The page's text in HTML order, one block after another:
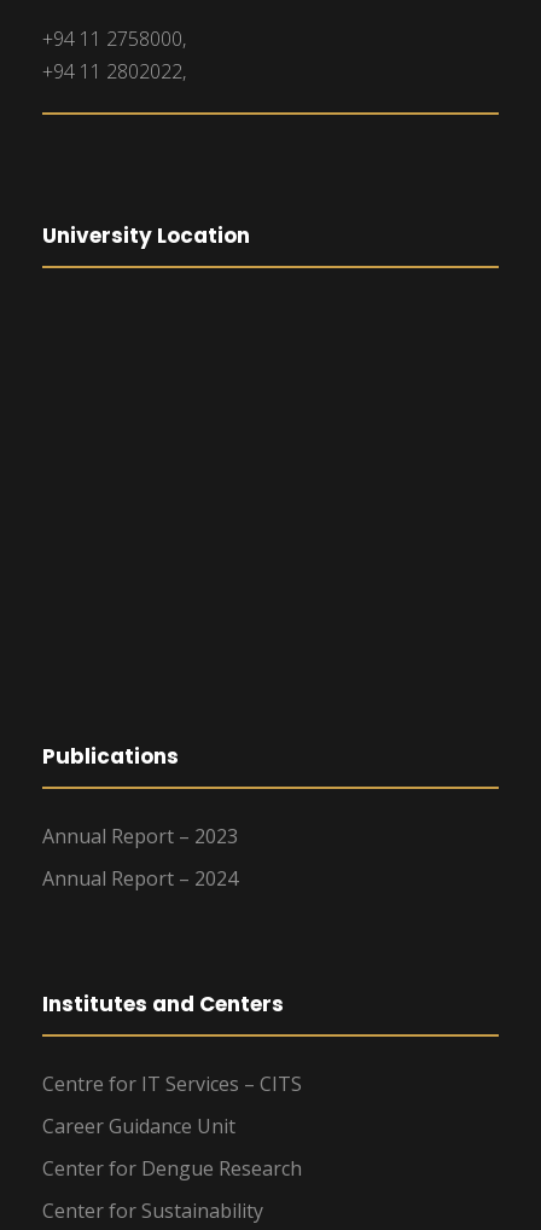
+94 11 2758000,
+94 11 2802022,
University Location
Publications
Annual Report – 2023
Annual Report – 2024
Institutes and Centers
Centre for IT Services – CITS
Career Guidance Unit
Center for Dengue Research
Center for Sustainability